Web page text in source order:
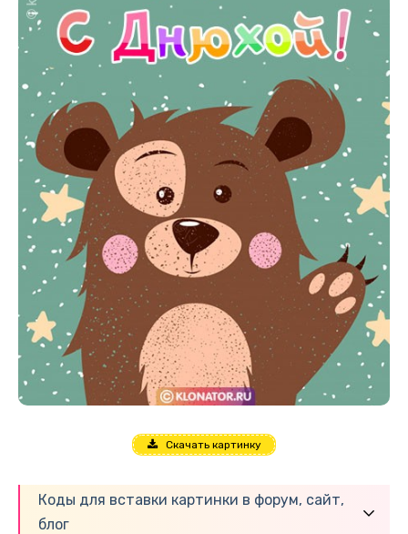
Скачать картинку
Коды для вставки картинки в форум, сайт,
блог